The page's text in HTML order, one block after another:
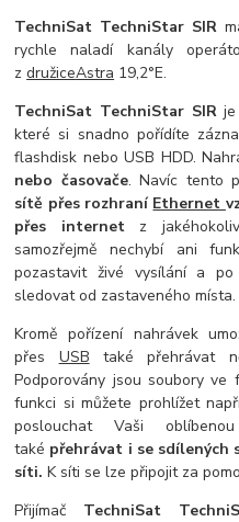
TechniSat TechniStar SIR
rychle naladí kanály
združiceAstra 19,2°E.
TechniSat TechniStar SIRje
které si snadno pořídíte
flashdisk nebo USB HDD.
nebo časovače. Navíc tento
sítě přes rozhraní Ethernet
přes internetz
samozřejmě nechybí ani
pozastavit živé vysílání a
sledovat od zastaveného místa.
Kromě pořízení nahrávek
přes USB také přehrávat
Podporovány jsou soubory ve
funkci si můžete prohlížet
poslouchat Vaši
také přehrávat i se sdílených
síti. K síti se lze připojit za
Přijímač TechniSat